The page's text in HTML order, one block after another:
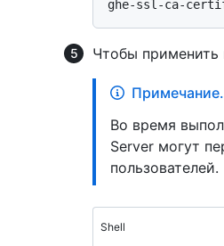
Чтобы
Примечание.
Во время
Server могут
пользователей.
Shell